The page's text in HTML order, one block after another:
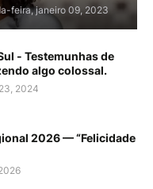
feira, janeiro 09, 2023
- Testemunhas de
algo colossal.
2024
2026 — “Felicidade